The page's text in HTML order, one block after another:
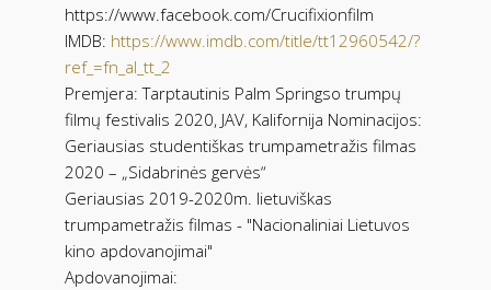
https://www.facebook.com/Crucifixionfilm
IMDB: https://www.imdb.com/title/tt12960542/?
ref_=fn_al_tt_2
Premjera: Tarptautinis Palm Springso trumpų
filmų festivalis 2020, JAV, Kalifornija Nominacijos:
Geriausias studentiškas trumpametražis filmas
2020 – „Sidabrinės gervės“
Geriausias 2019-2020m. lietuviškas
trumpametražis filmas - "Nacionaliniai Lietuvos
kino apdovanojimai"
Apdovanojimai: